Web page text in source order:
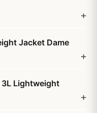
Jacket Dame
Lightweight